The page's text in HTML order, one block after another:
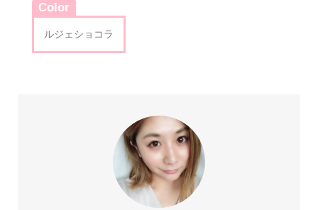
Color
ルジェショコラ